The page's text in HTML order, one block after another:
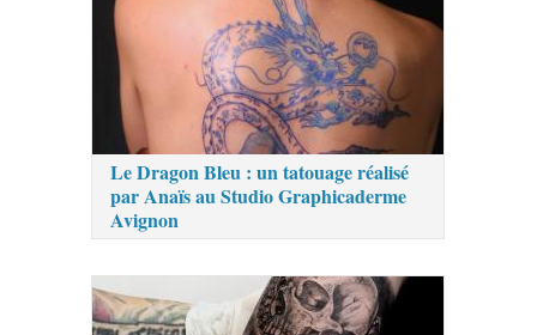
Le Dragon Bleu : un tatouage réalisé
par Anaïs au Studio Graphicaderme
Avignon